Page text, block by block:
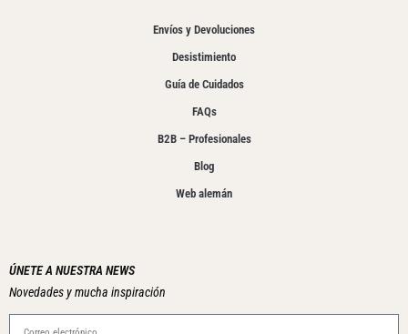
Envíos y Devoluciones
Desistimiento
Guía de Cuidados
FAQs
B2B – Profesionales
Blog
Web alemán
ÚNETE A NUESTRA NEWS
Novedades y mucha inspiración